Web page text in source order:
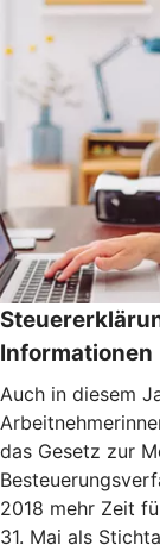
Informationen
Auch in diesem
das Gesetz zur
2018 mehr Zeit
31. Mai als